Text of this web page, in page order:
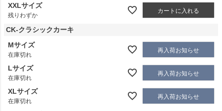
XXLサイズ
残りわずか
カートに入れる
CK-クラシックカーキ
Mサイズ
在庫切れ
再入荷お知らせ
Lサイズ
在庫切れ
再入荷お知らせ
XLサイズ
在庫切れ
再入荷お知らせ